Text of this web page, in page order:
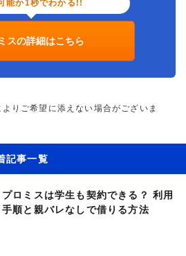
能か1秒でわかる!!
スの詳細はこちら
りご希望に添えない場合がございま
記事一覧
プロミスは学生も契約できる？ 利用
手順と親バレなしで借りる方法